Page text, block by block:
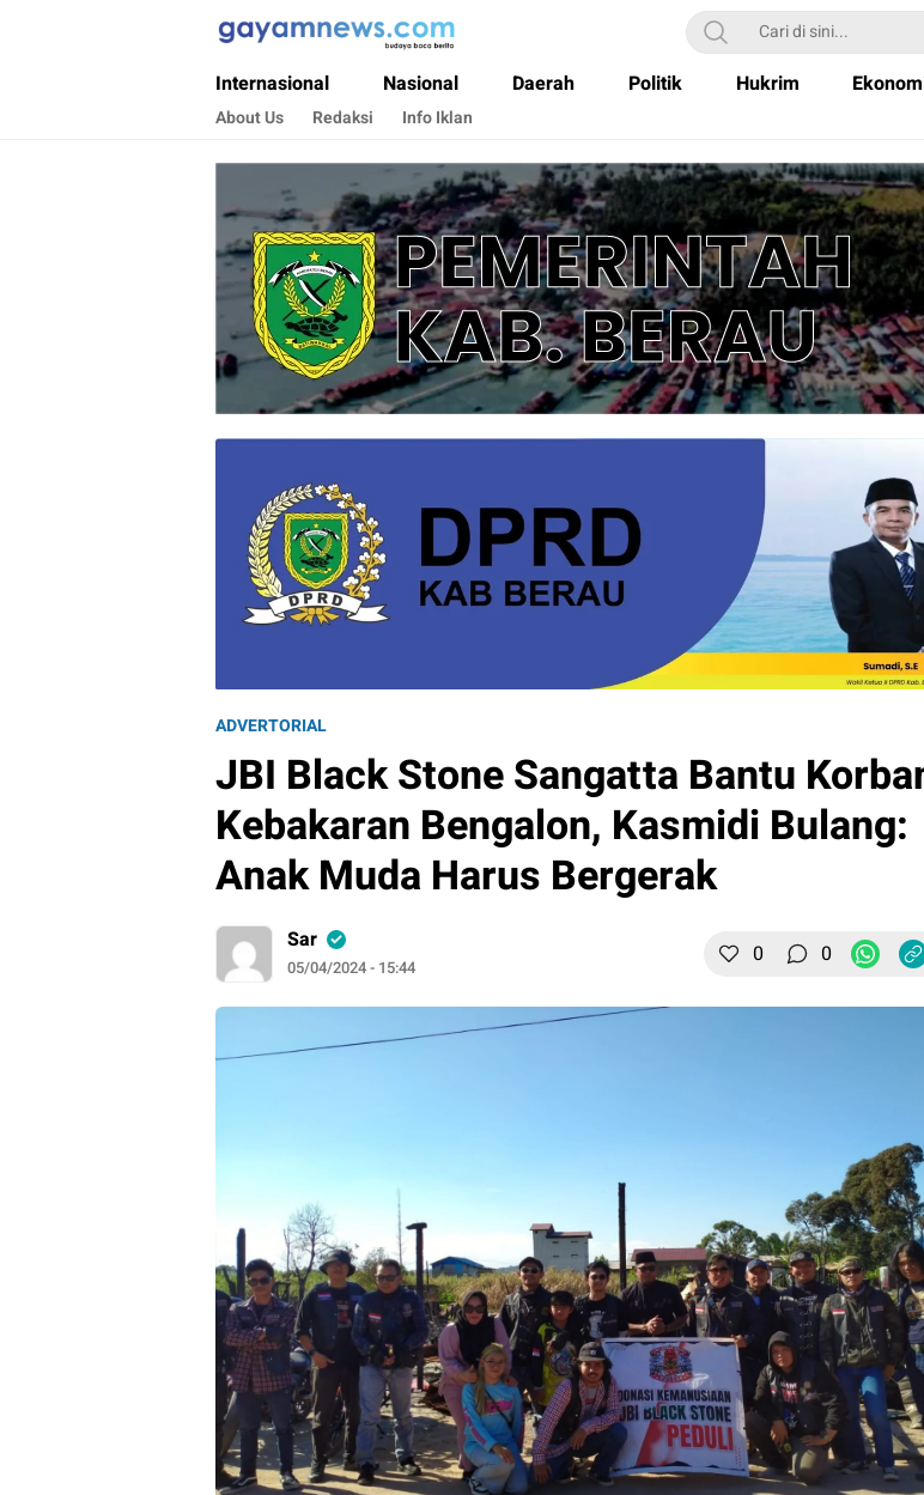
Gayamnews.com
Budaya Baca Berita
Internasional Nasional Daerah Politik Hukrim
About Us Redaksi Info Iklan
ADVERTORIAL
JBI Black Stone Sangatta Bantu
Kebakaran Bengalon, Kasmidi Bulang:
Anak Muda Harus Bergerak
Sar
05/04/2024 - 15:44 0 0